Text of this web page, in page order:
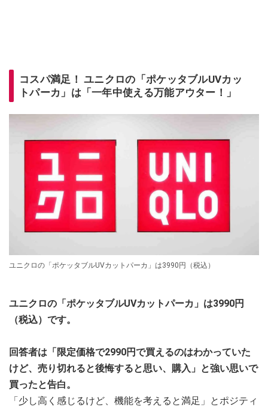
コスパ満足！ ユニクロの「ポケッタブルUVカッ
トパーカ」は「一年中使える万能アウター！」
ユニクロの「ポケッタブルUVカットパーカ」は3990円（税込）
ユニクロの「ポケッタブルUVカットパーカ」は3990円
（税込）です。
回答者は「限定価格で2990円で買えるのはわかっていた
けど、売り切れると後悔すると思い、購入」と強い思いで
買ったと告白。
「少し高く感じるけど、機能を考えると満足」とポジティ